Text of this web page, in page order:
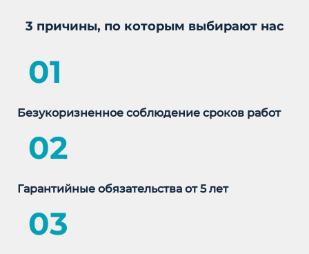
3 причины, по которым выбирают нас
01
Безукоризненное соблюдение сроков работ
02
Гарантийные обязательства от 5 лет
03